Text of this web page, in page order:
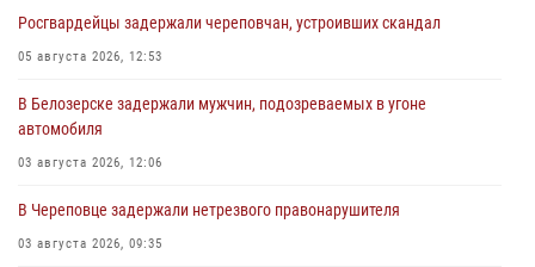
Росгвардейцы задержали череповчан, устроивших скандал
05 августа 2026, 12:53
В Белозерске задержали мужчин, подозреваемых в угоне
автомобиля
03 августа 2026, 12:06
В Череповце задержали нетрезвого правонарушителя
03 августа 2026, 09:35